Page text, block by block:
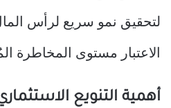
لتحقيق نمو سريع لرأس
الاعتبار مستوى المخاطرة
أهمية التنويع